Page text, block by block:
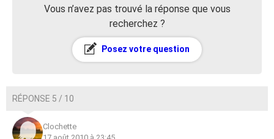
Vous n’avez pas trouvé la réponse que vous
recherchez ?
Posez votre question
RÉPONSE 5 / 10
Clochette